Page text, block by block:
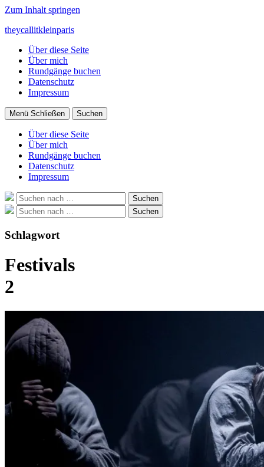
Zum Inhalt springen
theycallitkleinparis
Über diese Seite
Über mich
Rundgänge buchen
Datenschutz
Impressum
Menü Schließen Suchen
Über diese Seite
Über mich
Rundgänge buchen
Datenschutz
Impressum
Suche
nach:
Suchen
Suche
nach:
Suchen
Schlagwort
Festivals
2